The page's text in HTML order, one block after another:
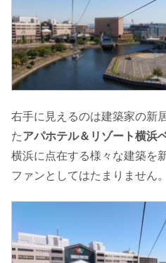
右手に見えるのは建築家の新
たアパホテル＆リゾート横浜
横浜に点在する様々な建築を
ファンとしてはたまりません。